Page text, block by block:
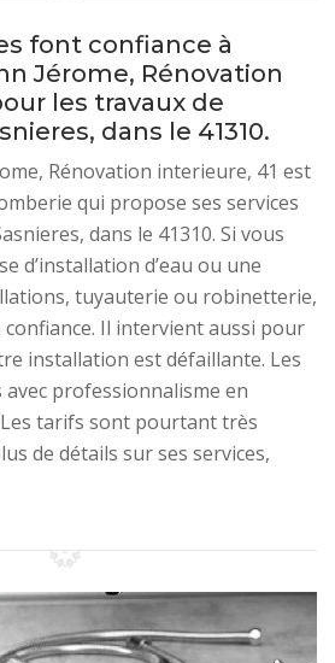
font confiance à
Jérome, Rénovation
les travaux de
dans le 41310.
Rénovation interieure, 41 est
qui propose ses services
dans le 41310. Si vous
d’installation d’eau ou une
tuyauterie ou robinetterie,
Il intervient aussi pour
installation est défaillante. Les
professionnalisme en
tarifs sont pourtant très
de détails sur ses services,